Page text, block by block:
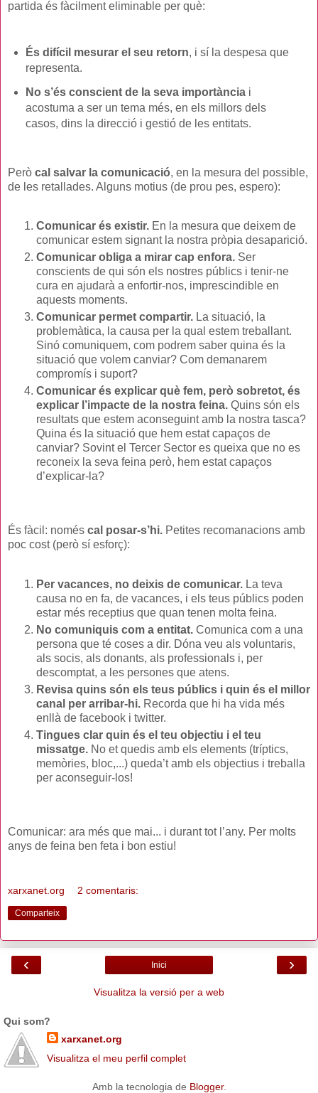
partida és fàcilment eliminable per què:
És difícil mesurar el seu retorn, i sí la despesa que
representa.
No s’és conscient de la seva importànciai
acostuma a ser un tema més, en els millors dels
casos, dins la direcció i gestió de les entitats.
Però cal salvar la comunicació, en la mesura del possible,
de les retallades. Alguns motius (de prou pes, espero):
Comunicar és existir. En la mesura que deixem de
comunicar estem signant la nostra pròpia desaparició.
Comunicar obliga a mirar cap enfora. Ser
conscients de qui són els nostres públics i tenir-ne
cura en ajudarà a enfortir-nos, imprescindible en
aquests moments.
Comunicar permet compartir. La situació, la
problemàtica, la causa per la qual estem treballant.
Sinó comuniquem, com podrem saber quina és la
situació que volem canviar? Com demanarem
compromís i suport?
Comunicar és explicar què fem, però sobretot, és
explicar l’impacte de la nostra feina. Quins són els
resultats que estem aconseguint amb la nostra tasca?
Quina és la situació que hem estat capaços de
canviar? Sovint el Tercer Sector es queixa que no es
reconeix la seva feina però, hem estat capaços
d’explicar-la?
És fàcil: només cal posar-s’hi. Petites recomanacions amb
poc cost (però sí esforç):
Per vacances, no deixis de comunicar. La teva
causa no en fa, de vacances, i els teus públics poden
estar més receptius que quan tenen molta feina.
No comuniquis com a entitat. Comunica com a una
persona que té coses a dir. Dóna veu als voluntaris,
als socis, als donants, als professionals i, per
descomptat, a les persones que atens.
Revisa quins són els teus públics i quin és el millor
canal per arribar-hi. Recorda que hi ha vida més
enllà de facebook i twitter.
Tingues clar quin és el teu objectiu i el teu
missatge. No et quedis amb els elements (tríptics,
memòries, bloc,...) queda’t amb els objectius i treballa
per aconseguir-los!
Comunicar: ara més que mai... i durant tot l’any. Per molts
anys de feina ben feta i bon estiu!
xarxanet.org 2 comentaris:
Comparteix
‹ ›
Inici
Visualitza la versió per a web
Qui som?
xarxanet.org
Visualitza el meu perfil complet
Amb la tecnologia de Blogger.